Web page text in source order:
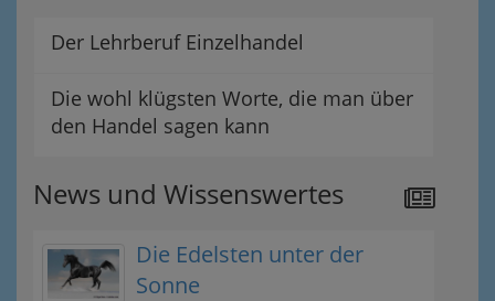
Der Lehrberuf Einzelhandel
Die wohl klügsten Worte, die man über
den Handel sagen kann
News und Wissenswertes
Die Edelsten unter der
Sonne